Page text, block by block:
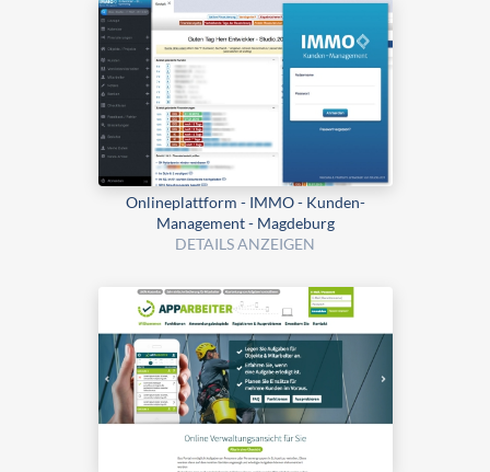
Onlineplattform - IMMO - Kunden-
Management - Magdeburg
DETAILS ANZEIGEN